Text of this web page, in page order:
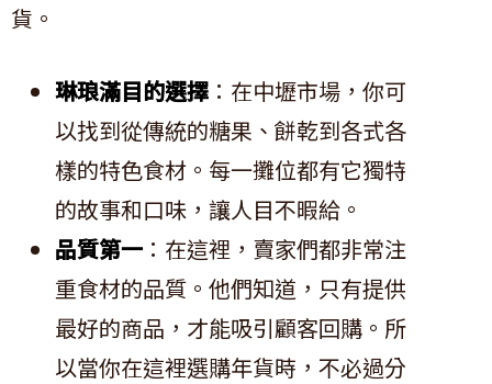
貨。
琳琅滿目的選擇 ：在中壢市場，你可
以找到從傳統的糖果、餅乾到各式各
樣的特色食材。每一攤位都有它獨特
的故事和口味，讓人目不暇給。
品質第一 ：在這裡，賣家們都非常注
重食材的品質。他們知道，只有提供
最好的商品，才能吸引顧客回購。所
以當你在這裡選購年貨時，不必過分